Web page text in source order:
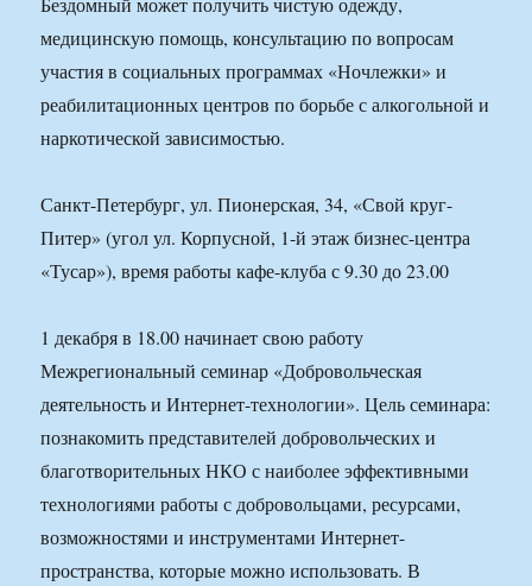
медицинскую помощь, консультацию по вопросам
участия в социальных программах «Ночлежки» и
реабилитационных центров по борьбе с алкогольной и
наркотической зависимостью.
Санкт-Петербург, ул. Пионерская, 34, «Свой круг-
Питер» (угол ул. Корпусной, 1-й этаж бизнес-центра
«Тусар»), время работы кафе-клуба с 9.30 до 23.00
1 декабря в 18.00 начинает свою работу
Межрегиональный семинар «Добровольческая
деятельность и Интернет-технологии». Цель семинара:
познакомить представителей добровольческих и
благотворительных НКО с наиболее эффективными
технологиями работы с добровольцами, ресурсами,
возможностями и инструментами Интернет-
пространства, которые можно использовать. В